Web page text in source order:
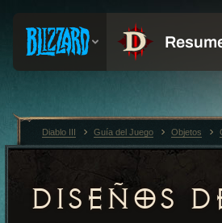
DISEÑOS
Diablo III Guía del Juego Objetos